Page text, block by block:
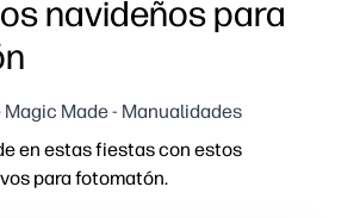
navideños para
Made - Manualidades
en estas fiestas con estos
para fotomatón.